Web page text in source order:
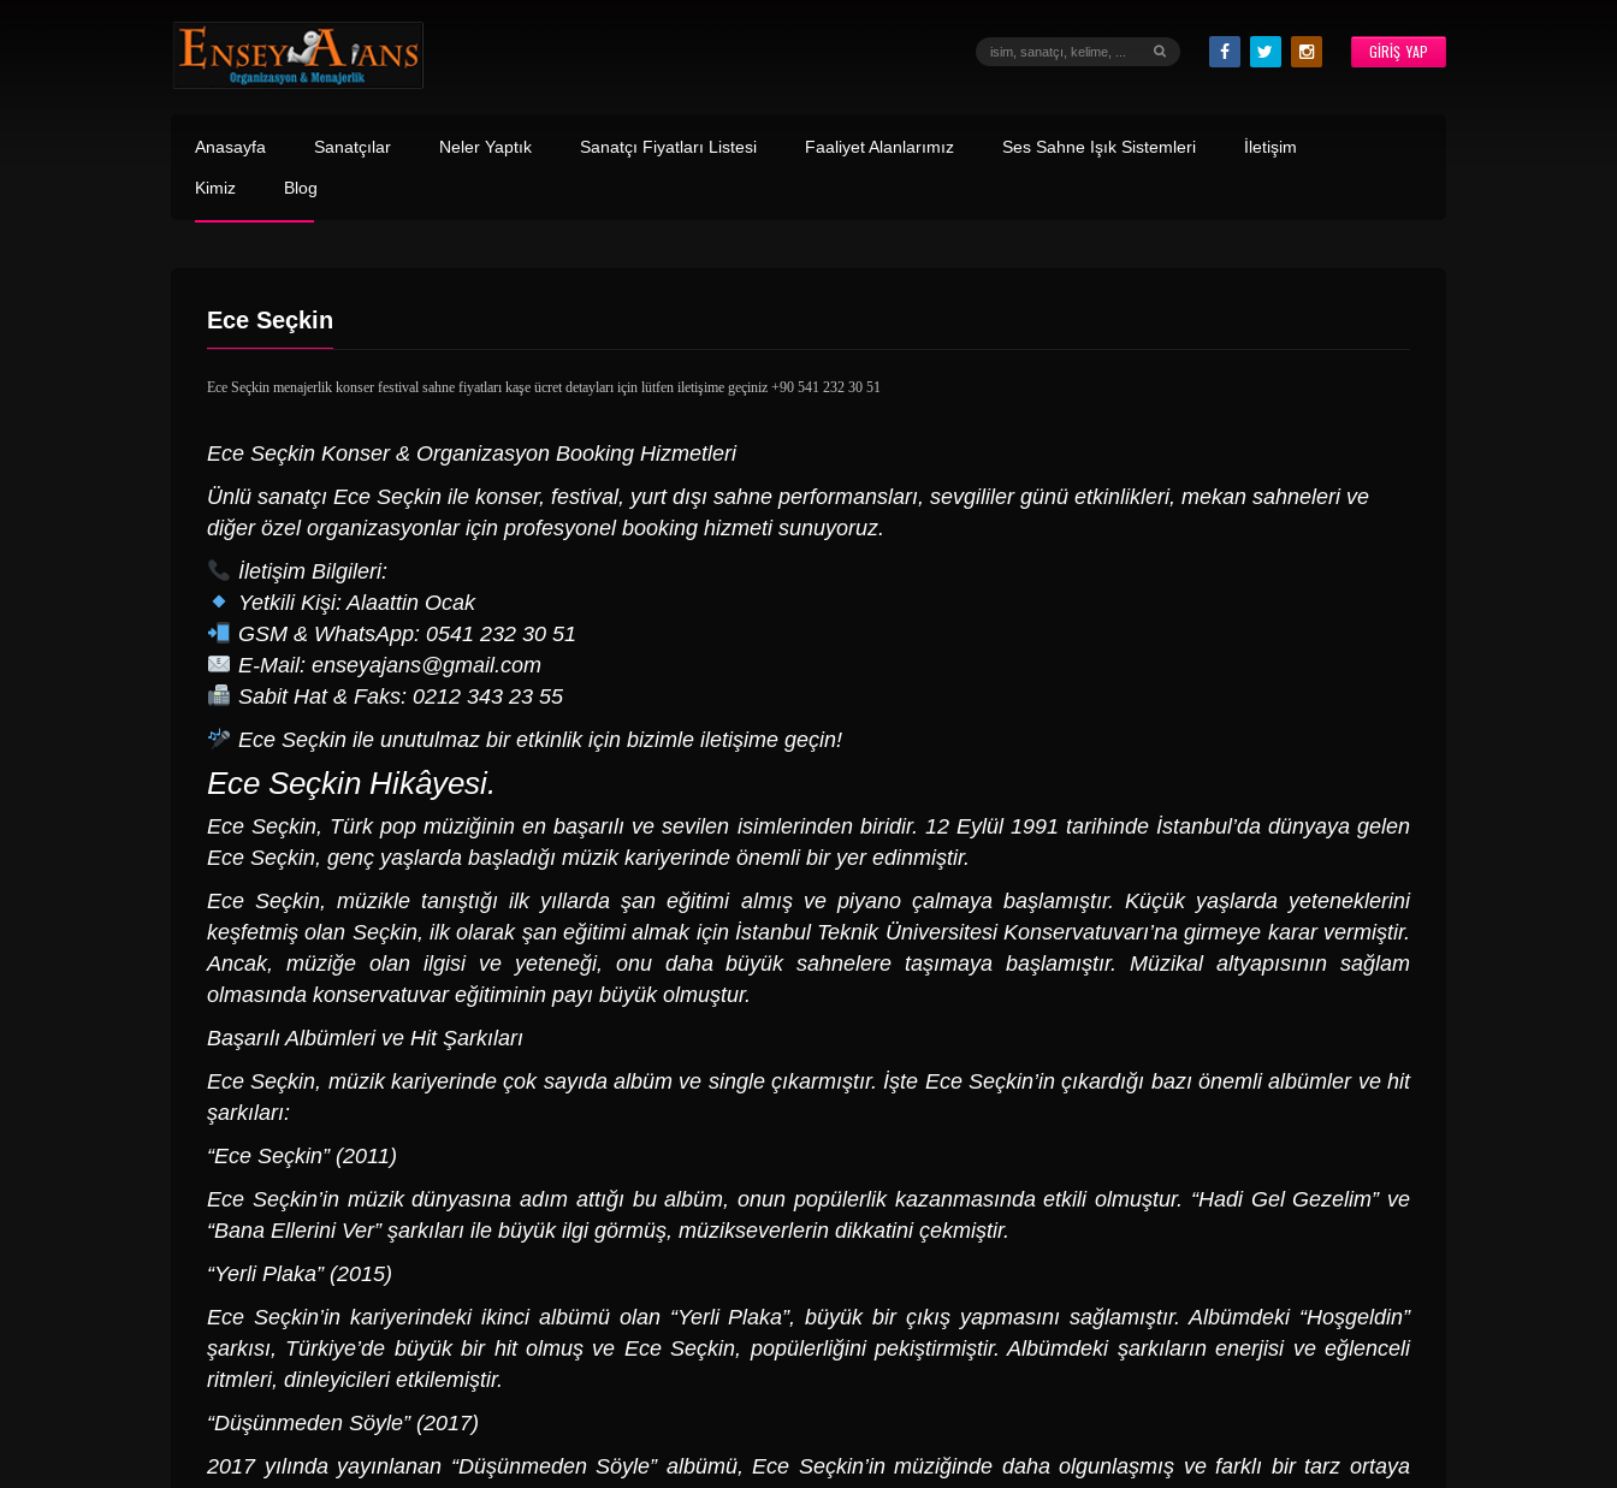
GIRIŞ YAP
Anasayfa Sanatçılar Neler Yaptık Sanatçı Fiyatları Listesi Faaliyet Alanlarımız Ses Sahne Işık Sistemleri İletişim
Kimiz Blog
Ece Seçkin
Ece Seçkin menajerlik konser festival sahne fiyatları kaşe ücret detayları için lütfen iletişime geçiniz +90 541 232 30 51
Ece Seçkin Konser & Organizasyon Booking Hizmetleri
Ünlü sanatçı Ece Seçkin ile konser, festival, yurt dışı sahne performansları, sevgililer günü etkinlikleri, mekan sahneleri ve
diğer özel organizasyonlar için profesyonel booking hizmeti sunuyoruz.
İletişim Bilgileri:
Yetkili Kişi: Alaattin Ocak
GSM & WhatsApp: 0541 232 30 51
E-Mail: enseyajans@gmail.com
Sabit Hat & Faks: 0212 343 23 55
Ece Seçkin ile unutulmaz bir etkinlik için bizimle iletişime geçin!
Ece Seçkin Hikâyesi.
Ece Seçkin, Türk pop müziğinin en başarılı ve sevilen isimlerinden biridir. 12 Eylül 1991 tarihinde İstanbul’da dünyaya gelen
Ece Seçkin, genç yaşlarda başladığı müzik kariyerinde önemli bir yer edinmiştir.
Ece Seçkin, müzikle tanıştığı ilk yıllarda şan eğitimi almış ve piyano çalmaya başlamıştır. Küçük yaşlarda yeteneklerini
keşfetmiş olan Seçkin, ilk olarak şan eğitimi almak için İstanbul Teknik Üniversitesi Konservatuvarı’na girmeye karar vermiştir.
Ancak, müziğe olan ilgisi ve yeteneği, onu daha büyük sahnelere taşımaya başlamıştır. Müzikal altyapısının sağlam
olmasında konservatuvar eğitiminin payı büyük olmuştur.
Başarılı Albümleri ve Hit Şarkıları
Ece Seçkin, müzik kariyerinde çok sayıda albüm ve single çıkarmıştır. İşte Ece Seçkin’in çıkardığı bazı önemli albümler ve hit
şarkıları:
“Ece Seçkin” (2011)
Ece Seçkin’in müzik dünyasına adım attığı bu albüm, onun popülerlik kazanmasında etkili olmuştur. “Hadi Gel Gezelim” ve
“Bana Ellerini Ver” şarkıları ile büyük ilgi görmüş, müzikseverlerin dikkatini çekmiştir.
“Yerli Plaka” (2015)
Ece Seçkin’in kariyerindeki ikinci albümü olan “Yerli Plaka”, büyük bir çıkış yapmasını sağlamıştır. Albümdeki “Hoşgeldin”
şarkısı, Türkiye’de büyük bir hit olmuş ve Ece Seçkin, popülerliğini pekiştirmiştir. Albümdeki şarkıların enerjisi ve eğlenceli
ritmleri, dinleyicileri etkilemiştir.
“Düşünmeden Söyle” (2017)
2017 yılında yayınlanan “Düşünmeden Söyle” albümü, Ece Seçkin’in müziğinde daha olgunlaşmış ve farklı bir tarz ortaya